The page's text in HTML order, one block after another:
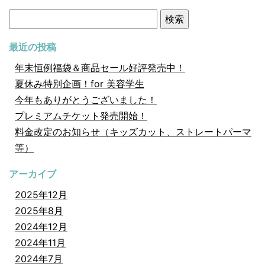
索:
最近の投稿
年末恒例福袋＆商品セール好評発売中！
夏休み特別企画！for 美容学生
今年もありがとうございました！
プレミアムチケット発売開始！
料金改定のお知らせ（キッズカット、ストレートパーマ
等）
アーカイブ
2025年12月
2025年8月
2024年12月
2024年11月
2024年7月